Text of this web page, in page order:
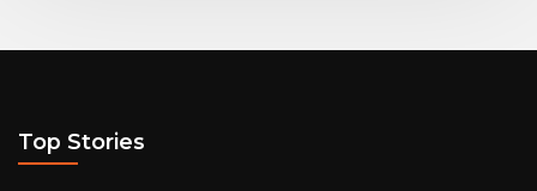
Top Stories